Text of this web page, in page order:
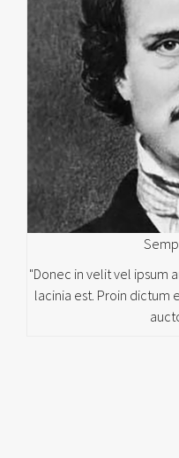
"Donec in velit vel ipsum
lacinia est. Proin dictum